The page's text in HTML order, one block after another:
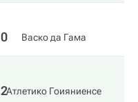
0 Васко да Гама
2Атлетико Гоияниенсе